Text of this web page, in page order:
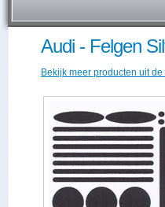
Audi - Felgen
Bekijk meer producten uit